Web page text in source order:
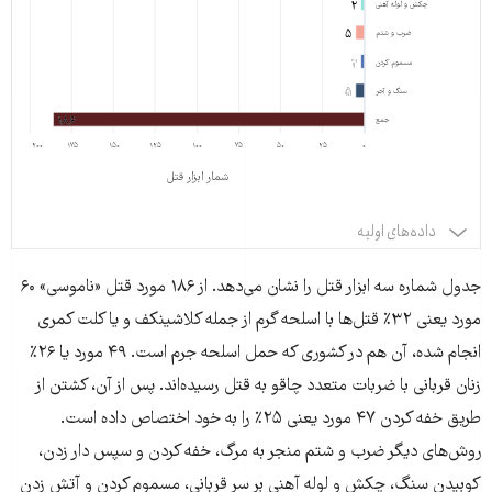
مادر، فرد
نسبت مرد با زنی که به
قتل رسانده است
شمار ابزار قتل
۲
۵
۲
۲
۵
۵
۱۸۶
۱۸۶
چکش و لوله آهنی
ضرب و شتم
مسموم کردن
سنگ و آجر
جمع
۰ ۲۵ ۵۰ ۷۵ ۱۰۰ ۱۲۵ ۱۵۰ ۱۷۵ ۲۰۰
اسلحه
۶۰
۴۹
خفه و
مثله
کردن
۳
دار زدن
۴
چکش
و لوله
آهنی
۲
داده‌های اولیه
جدول شماره سه ابزار قتل را نشان می‌دهد. از ۱۸۶ مورد قتل «ناموسی» ۶۰
مورد یعنی ۳۲٪ قتل‌ها با اسلحه گرم از جمله کلاشینکف و یا کلت کمری
انجام شده، آن هم در کشوری که حمل اسلحه جرم است. ۴۹ مورد یا ۲۶٪
زنان قربانی با ضربات متعدد چاقو به قتل رسیده‌اند. پس از آن، کشتن از
طریق خفه کردن ۴۷ مورد یعنی ۲۵٪ را به خود اختصاص داده است.
روش‌های دیگر ضرب و شتم منجر به مرگ، خفه کردن و سپس دار زدن،
کوبیدن سنگ، چکش و لوله آهنی بر سر قربانی، مسموم کردن و آتش زدن